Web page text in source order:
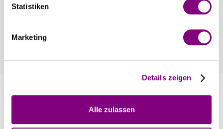
Statistiken
Marketing
Details zeigen
Alle zulassen
Mitglied werden Sie ganz einfach an der
bereits Mitglied, erhalten Sie Rabattpreise
Bewertungen